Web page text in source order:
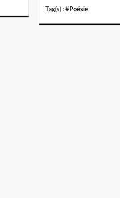
Tag(s) : #Poésie